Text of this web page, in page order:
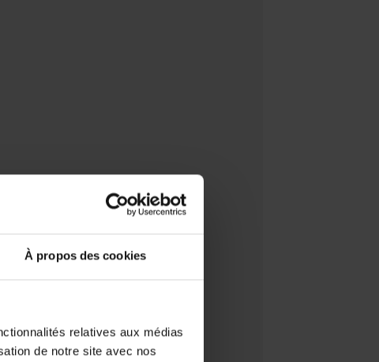
À propos des cookies
relatives aux médias
de notre site avec nos